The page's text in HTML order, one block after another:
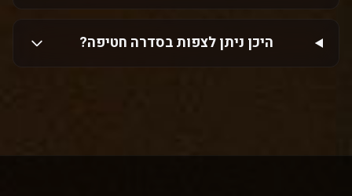
היכן ניתן לצפות בסדרה חטיפה?